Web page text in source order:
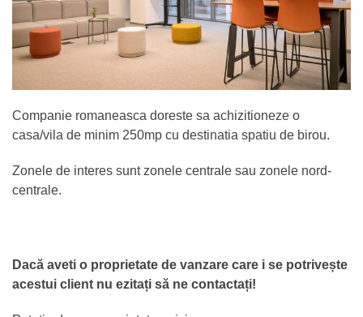
Companie romaneasca doreste sa achizitioneze o
casa/vila de minim 250mp cu destinatia spatiu de birou.
Zonele de interes sunt zonele centrale sau zonele nord-
centrale.
Dacă aveti o proprietate de vanzare care i se potrivește
acestui client nu ezitați să ne contactați!